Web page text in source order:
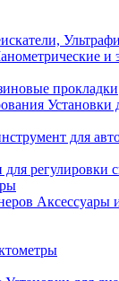
и
прокладки
Установки
для
для регулировки
Аксессуары